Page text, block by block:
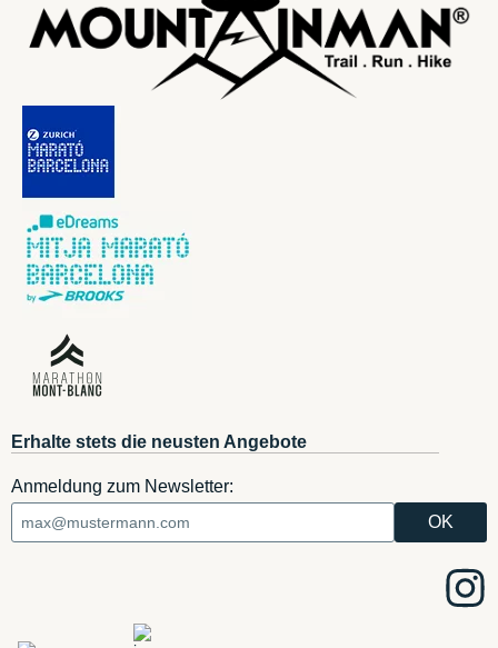
Erhalte stets die neusten Angebote
Anmeldung zum Newsletter: